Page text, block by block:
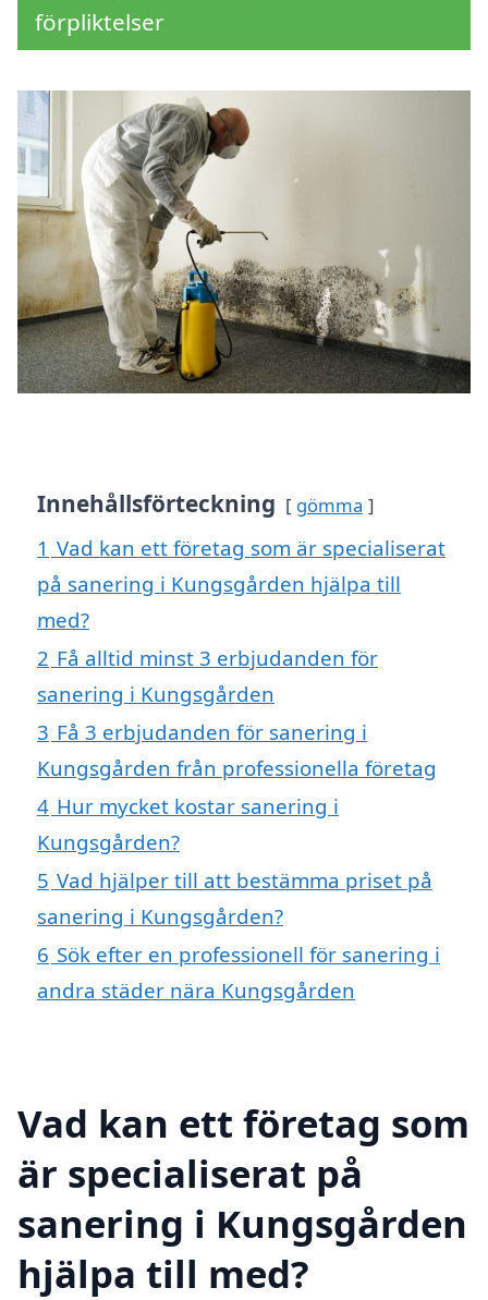
förpliktelser
Innehållsförteckning gömma
1 Vad kan ett företag som är specialiserat
på sanering i Kungsgården hjälpa till
med?
2 Få alltid minst 3 erbjudanden för
sanering i Kungsgården
3 Få 3 erbjudanden för sanering i
Kungsgården från professionella företag
4 Hur mycket kostar sanering i
Kungsgården?
5 Vad hjälper till att bestämma priset på
sanering i Kungsgården?
6 Sök efter en professionell för sanering i
andra städer nära Kungsgården
Vad kan ett företag som
är specialiserat på
sanering i Kungsgården
hjälpa till med?